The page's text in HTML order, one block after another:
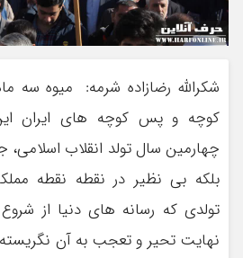
شکرالله رضازاده شرمه: میوه سه
کوچه و پس کوچه های ایران
چهارمین سال تولد انقلاب
بلکه بی نظیر در نقطه نقطه
تولدی که رسانه های دنیا از
نهایت تحیر و تعجب به آن نگریسته